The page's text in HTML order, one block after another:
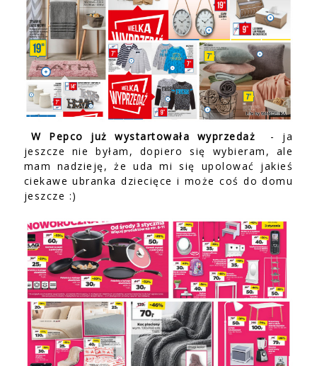
W Pepco już wystartowała wyprzedaż
- ja
jeszcze nie byłam, dopiero się wybieram, ale
mam nadzieję, że uda mi się upolować jakieś
ciekawe ubranka dziecięce i może coś do domu
jeszcze :)